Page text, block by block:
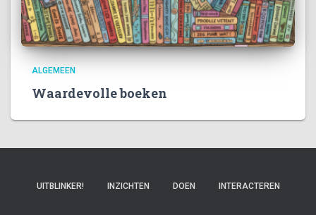
ALGEMEEN
Waardevolle boeken
UITBLINKER! INZICHTEN DOEN INTERACTEREN